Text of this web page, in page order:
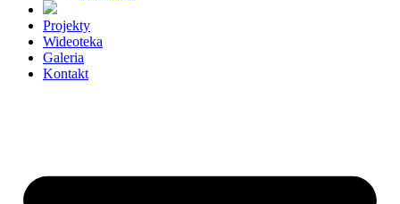
Projekty
Wideoteka
Galeria
Kontakt